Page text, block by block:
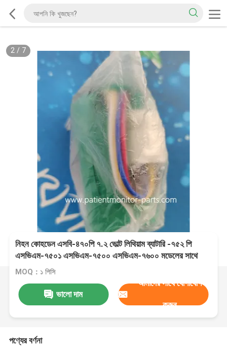
2/ 7
নিহন কোহডেন এসবি-৪৭০পি ৭.২ ভোল্ট লিথিয়াম ব্যাটারি -৭৫২ পি
এসভিএম-৭৫০১ এসভিএম-৭৫০০ এসভিএম-৭৬০০ মডেলের সাথে
সামঞ্জস্যপূর্ণ
MOQ：১ পিসি
ভালো দাম
আমাদের সাথে যোগাযোগ
করুন
পণ্যের বর্ণনা